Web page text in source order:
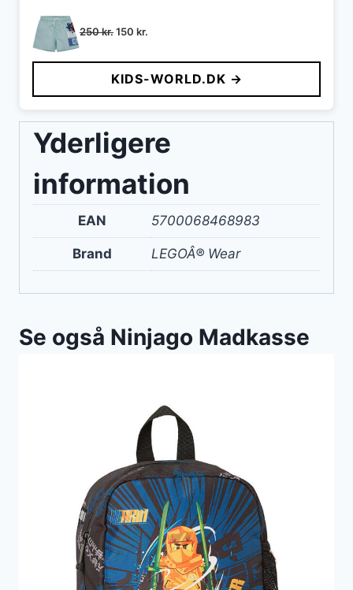
250kr.Den
pris
var:
250 kr..
150 kr.
pris
er:
150 kr..
KIDS-WORLD.DK →
Yderligere
information
EAN 5700068468983
Brand LEGOÂ® Wear
Se også Ninjago Madkasse